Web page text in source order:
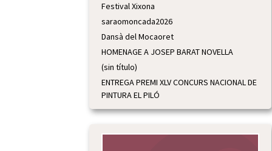
Festival Xixona
saraomoncada2026
Dansà del Mocaoret
HOMENAGE A JOSEP BARAT NOVELLA
(sin título)
ENTREGA PREMI XLV CONCURS NACIONAL DE
PINTURA EL PILÓ